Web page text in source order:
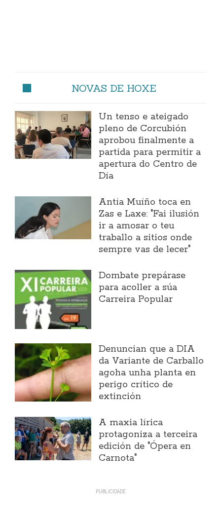
NOVAS DE HOXE
Un tenso e ateigado
pleno de Corcubión
aprobou finalmente a
partida para permitir a
apertura do Centro de
Día
Antía Muíño toca en
Zas e Laxe: "Fai ilusión
ir a amosar o teu
traballo a sitios onde
sempre vas de lecer"
Dombate prepárase
para acoller a súa
Carreira Popular
Denuncian que a DIA
da Variante de Carballo
agoha unha planta en
perigo crítico de
extinción
A maxia lírica
protagoniza a terceira
edición de "Ópera en
Carnota"